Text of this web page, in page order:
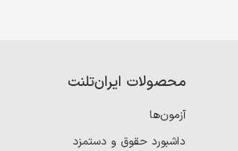
محصولات ایران‌تلنت
آزمون‌ها
داشبورد حقوق و دستمزد